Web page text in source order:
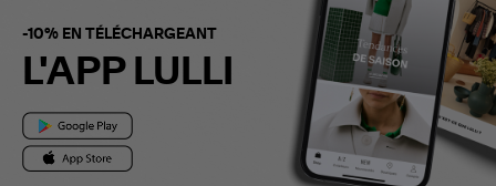
-10% EN TÉLÉCHARGEANT
L'APP LULLI